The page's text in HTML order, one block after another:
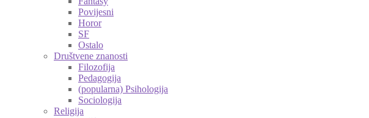
Povijesni
Horor
SF
Ostalo
Društvene znanosti
Filozofija
Pedagogija
(popularna) Psihologija
Sociologija
Religija